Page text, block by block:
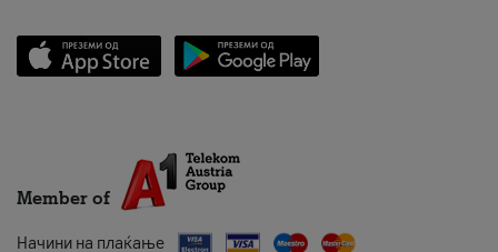
Member of
Начини на плаќање